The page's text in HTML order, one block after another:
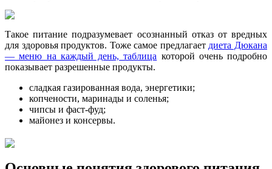
Такое питание подразумевает осознанный отказ от вредных
для здоровья продуктов. Тоже самое предлагает диета Дюкана
— меню на каждый день, таблица которой очень подробно
показывает разрешенные продукты.
сладкая газированная вода, энергетики;
копчености, маринады и соленья;
чипсы и фаст-фуд;
майонез и консервы.